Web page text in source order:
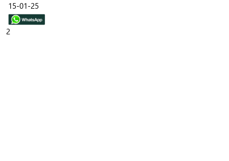
15-01-25
2